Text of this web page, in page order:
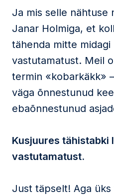
Ja mis selle nähtuse
Janar Holmiga, et
tähenda mitte midagi
vastutamatust. Meil
termin «kobarkäkk»
väga õnnestunud
ebaõnnestunud
Kusjuures tähistabki
vastutamatust.
Just täpselt! Aga